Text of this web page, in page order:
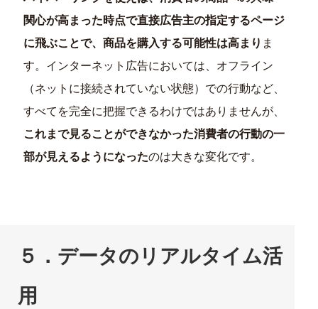
関心が高まった時点で直接広告主の指定するページ
に飛ぶことで、商品を購入する可能性は高まり ま
す。インターネット広告においては、オフライン
（ネットに接続されていない状態）での行動など、
すべてを完全に把握できるわけではありませんが、
これまで見ることができなかった消費者の行動の一
部が見えるようになったのは大きな変化です。
５．データのリアルタイム活
用